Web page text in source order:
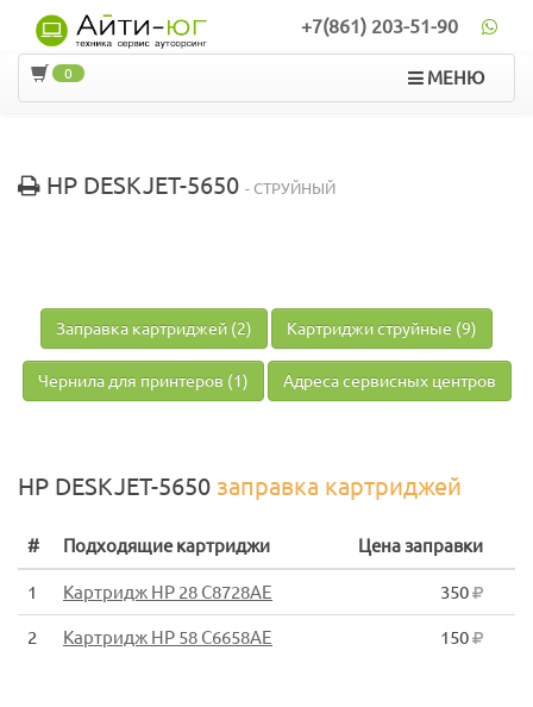
+7(861) 203-51-90
МЕНЮ
0
HP DESKJET-5650 - СТРУЙНЫЙ
Заправка картриджей (2) Картриджи струйные (9)
Чернила для принтеров (1) Адреса сервисных центров
HP DESKJET-5650 заправка картриджей
# Подходящие картриджи Цена заправки
1 Картридж HP 28 C8728AE 350
2 Картридж HP 58 C6658AE 150